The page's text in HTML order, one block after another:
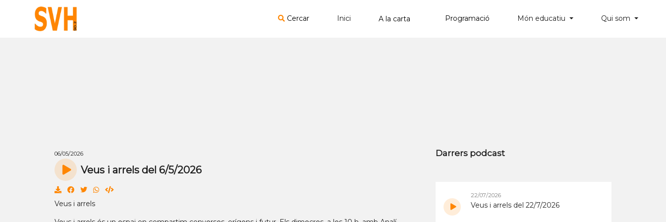
Cercar Inici Programació Món educatiu Qui som
06/05/2026
Veus i arrels del 6/5/2026
Veus i arrels
Darrers podcast
22/07/2026
Veus i arrels del 22/7/2026